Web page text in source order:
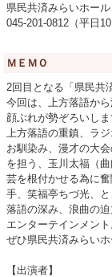
県民共済みらいホール
045-201-0812（平日
ＭＥＭＯ
2回目となる「県民共
今回は、上方落語か
顔ぶれが勢ぞろいしま
上方落語の重鎮、ラ
お馴染み、漫才の大
を担う、玉川太福（
芸を根付かせる為に
手、笑福亭ちづ光、と
落語の深み、浪曲の
エンターテインメン
ぜひ県民共済みらいホ
【出演者】